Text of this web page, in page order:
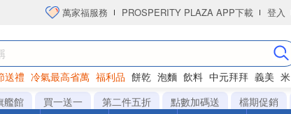
萬家福服務 PROSPERITY PLAZA APP下載 登入
送禮 冷氣最高省萬 福利品 餅乾 泡麵 飲料 中元拜拜 義美 米
艦館 買一送一 第二件五折 點數加碼送 檔期促銷